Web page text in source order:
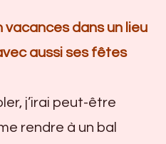
vacances dans un lieu
aussi ses fêtes
j’irai peut-être
rendre à un bal